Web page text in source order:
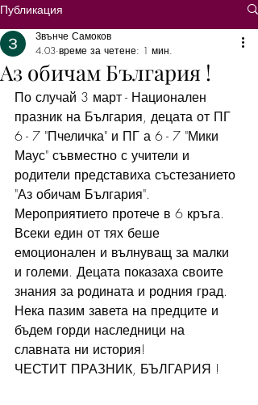
Публикация
Аз обичам България !
Звънче Самоков
4.03 време за четене: 1 мин.
По случай 3 март - Национален
празник на България, децата от ПГ
6 - 7 "Пчеличка" и ПГ а 6 - 7 "Мики
Маус" съвместно с учители и
родители представиха състезанието
"Аз обичам България".
Мероприятието протече в 6 кръга.
Всеки един от тях беше
емоционален и вълнуващ за малки
и големи. Децата показаха своите
знания за родината и родния град.
Нека пазим завета на предците и
бъдем горди наследници на
славната ни история!
ЧЕСТИТ ПРАЗНИК, БЪЛГАРИЯ !